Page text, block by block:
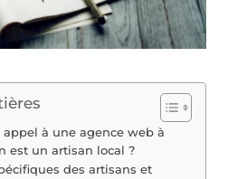
à une agence web à
est un artisan local ?
des artisans et